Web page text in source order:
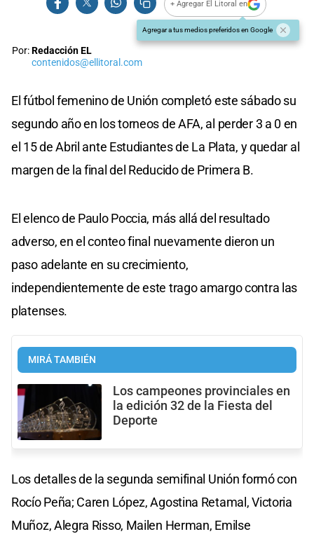
+ Agregar El Litoral en
Agregar a tus medios preferidos en Google
Por:Redacción EL
contenidos@ellitoral.com
El fútbol femenino de Unión completó este sábado su
segundo año en los torneos de AFA, al perder 3 a 0 en
el 15 de Abril ante Estudiantes de La Plata, y quedar al
margen de la final del Reducido de Primera B.
El elenco de Paulo Poccia, más allá del resultado
adverso, en el conteo final nuevamente dieron un
paso adelante en su crecimiento,
independientemente de este trago amargo contra las
platenses.
MIRÁ TAMBIÉN
Los campeones provinciales en
la edición 32 de la Fiesta del
Deporte
Los detalles de la segunda semifinal Unión formó con
Rocío Peña; Caren López, Agostina Retamal, Victoria
Muñoz, Alegra Risso, Mailen Herman, Emilse